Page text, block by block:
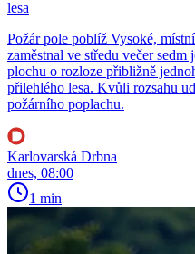
lesa
Požár pole poblíž Vysoké,
zaměstnal ve středu večer sedm
plochu o rozloze přibližně
přilehlého lesa. Kvůli rozsahu
požárního poplachu.
Karlovarská Drbna
dnes, 08:00
1 min